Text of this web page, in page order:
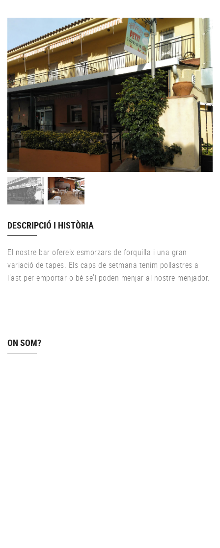
DESCRIPCIÓ I HISTÒRIA
El nostre bar ofereix esmorzars de forquilla i una gran
variació de tapes. Els caps de setmana tenim pollastres a
l'ast per emportar o bé se'l poden menjar al nostre menjador.
ON SOM?